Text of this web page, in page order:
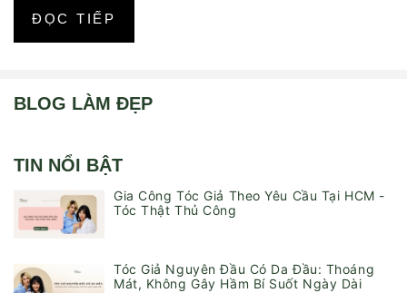
ĐỌC TIẾP
BLOG LÀM ĐẸP
TIN NỔI BẬT
Gia Công Tóc Giả Theo Yêu Cầu Tại HCM -
Tóc Thật Thủ Công
Tóc Giả Nguyên Đầu Có Da Đầu: Thoáng
Mát, Không Gây Hầm Bí Suốt Ngày Dài